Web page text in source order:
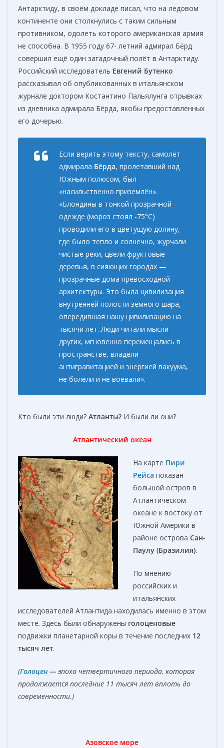
Антарктиду, в своём докладе писал, что на ледовом
континенте они столкнулись с таким сильным
противником, одолеть которого американская армия
не способна. В 1955 году 67- летний адмирал Бёрд
совершил ещё один загадочный полёт в Антарктиду.
Российский исследователь Евгений Бутенко
рассказывал об опубликованных в итальянском
журнале доктором Костантино Пальялунга отрывках
из дневника адмирала Бёрда, якобы предоставленных
его дочерью.
Если верить этому тексту, самолёт
адмирала Бёрда, пролетавший над
Южным полюсом, был
«насильственно приземлён».
«Блондины в тонкой прозрачной
одежде (мороз стоял -75°С)
проводили его в цветущую долину,
где было тепло и солнечно, журчали
чистые реки, цвели фруктовые
деревья, в сияющих городах —
прозрачные дома превосходной
архитектуры. Это была цивилизация
внутренней полости земного шара,
опередившая нашу цивилизацию на
тысячи лет. Люди читали мысли
других, мгновенно перемещались в
пространстве, владели
антигравитацией и энергией вакуума,
не болели и не воевали».
Кто были эти люди? Атланты? И были ли они?
Атлантический океан
На карте Пири
Рейса показан
большой остров в
Атлантическом
океане к востоку от
Южной Америки в
районе острова Сан-
Паулу (Бразилия).
По мнению
российских и
итальянских
исследователей Атлантида находилась именно в этом
месте. Здесь были обнаружены голоценовые
подвижки планетарной коры в течение последних 12
тысяч лет.
(Голоцен — эпоха четвертичного периода, которая
продолжается последние 11 тысяч лет вплоть до
современности.)
Азовское море